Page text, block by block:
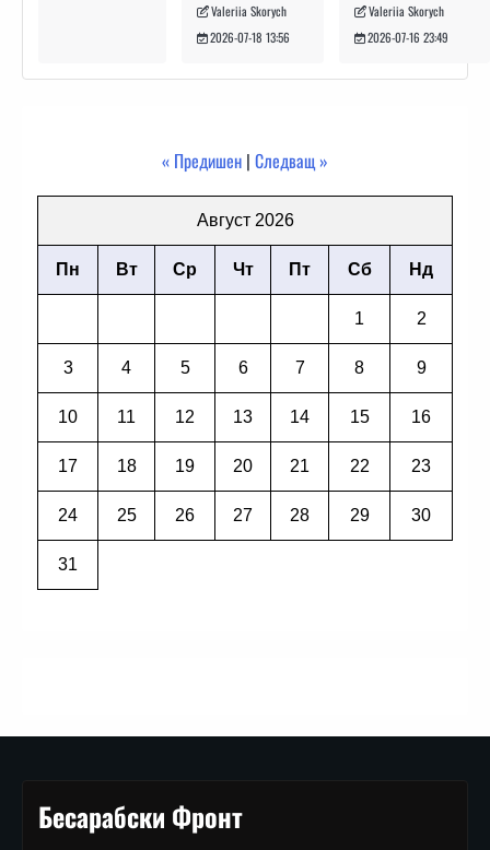
Valeriia Skorych
2026-07-18 13:56
Valeriia Skorych
2026-07-16 23:49
« Предишен | Следващ »
Август 2026
Пн Вт Ср Чт Пт Сб Нд
1 2
3 4 5 6 7 8 9
10 11 12 13 14 15 16
17 18 19 20 21 22 23
24 25 26 27 28 29 30
31
Бесарабски Фронт